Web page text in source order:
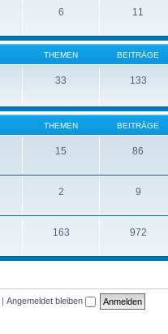
6 11
THEMEN BEITRÄGE
33 133
THEMEN BEITRÄGE
15 86
2 9
163 972
| Angemeldet bleiben